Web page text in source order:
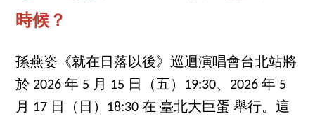
時候？
孫燕姿《就在日落以後》巡迴演唱會台北站將
於 2026 年 5 月 15 日（五）19:30、2026 年 5
月 17 日（日）18:30 在 臺北大巨蛋 舉行。這